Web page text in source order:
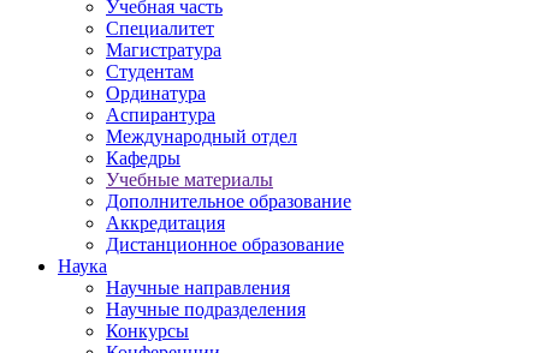
Учебная часть
Специалитет
Магистратура
Студентам
Ординатура
Аспирантура
Международный отдел
Кафедры
Учебные материалы
Дополнительное образование
Аккредитация
Дистанционное образование
Наука
Научные направления
Научные подразделения
Конкурсы